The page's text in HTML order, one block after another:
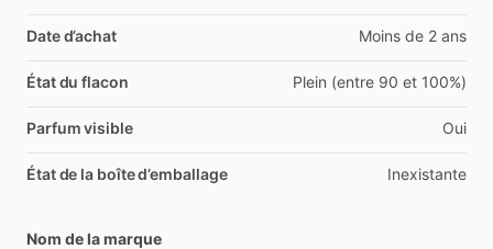
Date d’achat Moins de 2 ans
État du flacon Plein (entre 90 et 100%)
Parfum visible Oui
État de la boîte d’emballage Inexistante
Nom de la marque